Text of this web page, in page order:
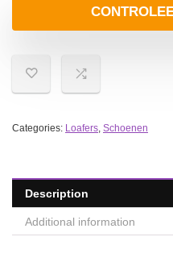
Categories: Loafers, Schoenen
Description
Additional information